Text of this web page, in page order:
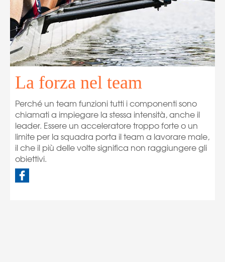
La forza nel team
Perché un team funzioni tutti i componenti sono
chiamati a impiegare la stessa intensità, anche il
leader. Essere un acceleratore troppo forte o un
limite per la squadra porta il team a lavorare male,
il che il più delle volte significa non raggiungere gli
obiettivi.